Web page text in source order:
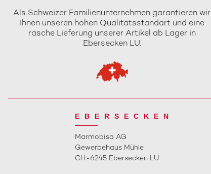
Als Schweizer Familienunternehmen garantieren wir
Ihnen unseren hohen Qualitätsstandart und eine
rasche Lieferung unserer Artikel ab Lager in
Ebersecken LU.
EBERSECKEN
Marmobisa AG
Gewerbehaus Mühle
CH-6245 Ebersecken LU